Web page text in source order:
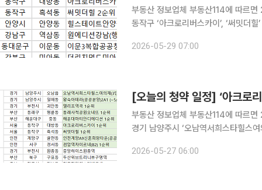
부동산 정보업체 부동산114에 따르면
동작구 ‘아크로리버스카이’, ‘써밋더힐’ 등 단
공청사(행복주택)’ 등에서 진행된다.
2026-05-29 07:00
[오늘의 청약 일정] ‘아크로
부동산 정보업체 부동산114에 따르면
경기 남양주시 ‘오남역서희스타힐스
2026-05-27 06:00